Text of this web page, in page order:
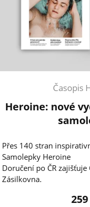
Časopis
Heroine: nové
Přes 140 stran
Samolepky Heroine
Doručení po ČR zajišťuje
Zásilkovna.
259